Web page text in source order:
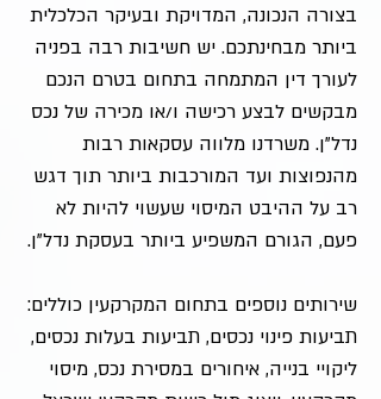
בצורה הנכונה, המדויקת ובעיקר הכלכלית
ביותר מבחינתכם. יש חשיבות רבה בפניה
לעורך דין המתמחה בתחום בטרם הנכם
מבקשים לבצע רכישה ו/או מכירה של נכס
נדל"ן. משרדנו מלווה עסקאות רבות
מהנפוצות ועד המורכבות ביותר תוך דגש
רב על ההיבט המיסוי שעשוי להיות לא
פעם, הגורם המשפיע ביותר בעסקת נדל"ן.
שירותים נוספים בתחום המקרקעין כוללים:
תביעות פינוי נכסים, תביעות בעלות נכסים,
ליקויי בנייה, איחורים במסירת נכס, מיסוי